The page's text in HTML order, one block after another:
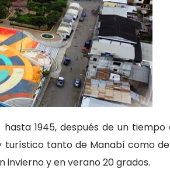
1945, después de un
tanto de Manabí como
y en verano 20 grados.